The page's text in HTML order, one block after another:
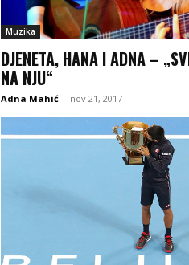
Muzika
DJENETA, HANA I ADNA –
NA NJU“
Adna Mahić - nov 21, 2017